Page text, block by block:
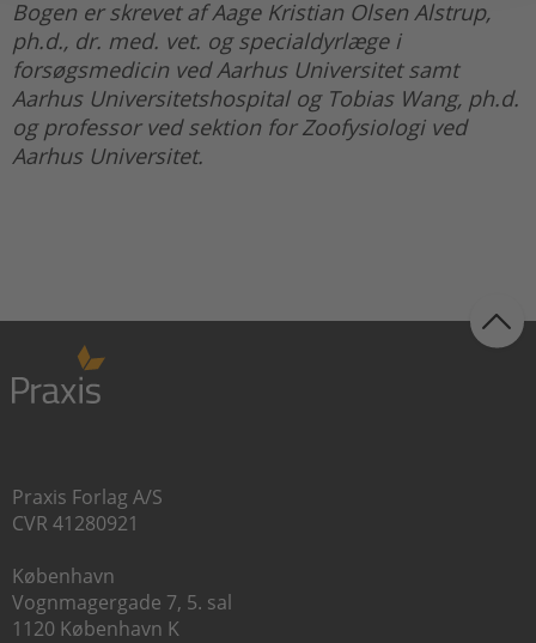
Bogen er skrevet af Aage Kristian Olsen Alstrup,
ph.d., dr. med. vet. og specialdyrlæge i
forsøgsmedicin ved Aarhus Universitet samt
Aarhus Universitetshospital og Tobias Wang, ph.d.
og professor ved sektion for Zoofysiologi ved
Aarhus Universitet.
Praxis Forlag A/S
CVR 41280921
København
Vognmagergade 7, 5. sal
1120 København K